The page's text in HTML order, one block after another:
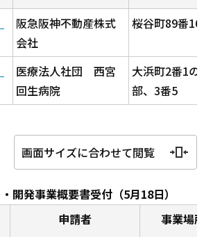
阪急阪神不動産株式
会社
桜谷町89番16
医療法人社団 西宮
回生病院
大浜町2番1の
部、3番5
画面サイズに合わせて閲覧
開発事業概要書受付（5月18日）
申請者 事業場